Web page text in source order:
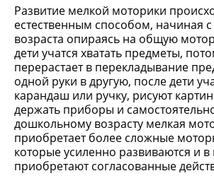
Развитие мелкой моторики
естественным способом, начиная
возраста опираясь на общую
дети учатся хватать предметы,
перерастает в перекладывание
одной руки в другую, после дети
карандаш или ручку, рисуют
держать приборы и
дошкольному возрасту мелкая
приобретает более сложные
которые усиленно развиваются и
приобретают согласованные